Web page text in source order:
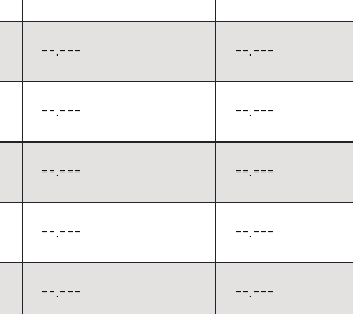
--.--- --.---
--.--- --.---
--.--- --.---
--.--- --.---
--.--- --.---